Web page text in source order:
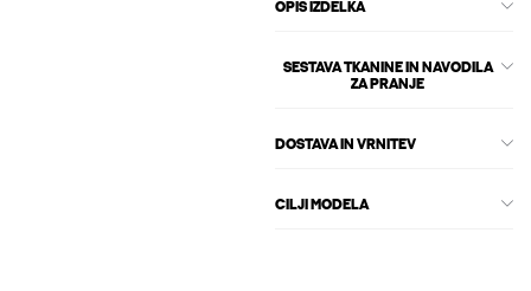
OPIS IZDELKA
SESTAVA TKANINE IN NAVODILA
ZA PRANJE
DOSTAVA IN VRNITEV
CILJI MODELA